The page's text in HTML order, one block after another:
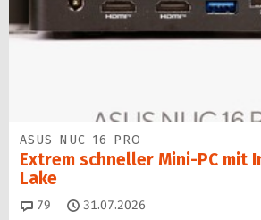
ASUS NUC 16 PRO
Extrem schneller Mini-PC mit
Lake
79 Kommentare
31.07.2026